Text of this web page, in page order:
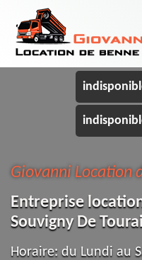
Giovanni Location
Entreprise
Souvigny De
Horaire: du Lundi au